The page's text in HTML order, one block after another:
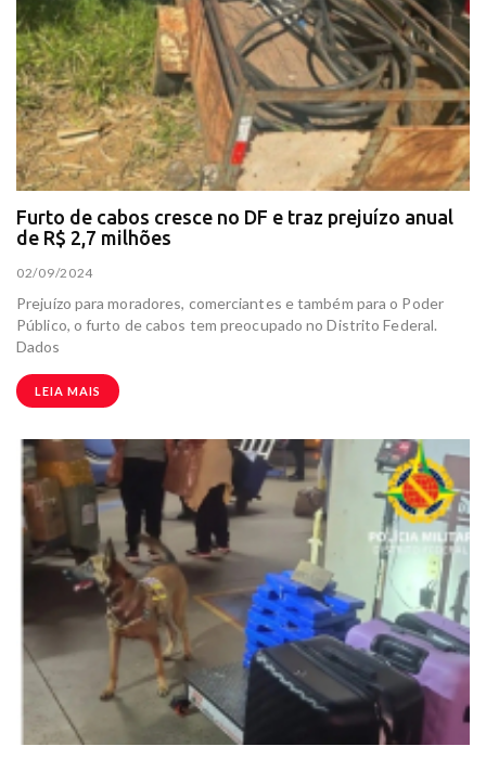
Furto de cabos cresce no DF e traz prejuízo anual
de R$ 2,7 milhões
02/09/2024
Prejuízo para moradores, comerciantes e também para o Poder
Público, o furto de cabos tem preocupado no Distrito Federal.
Dados
LEIA MAIS